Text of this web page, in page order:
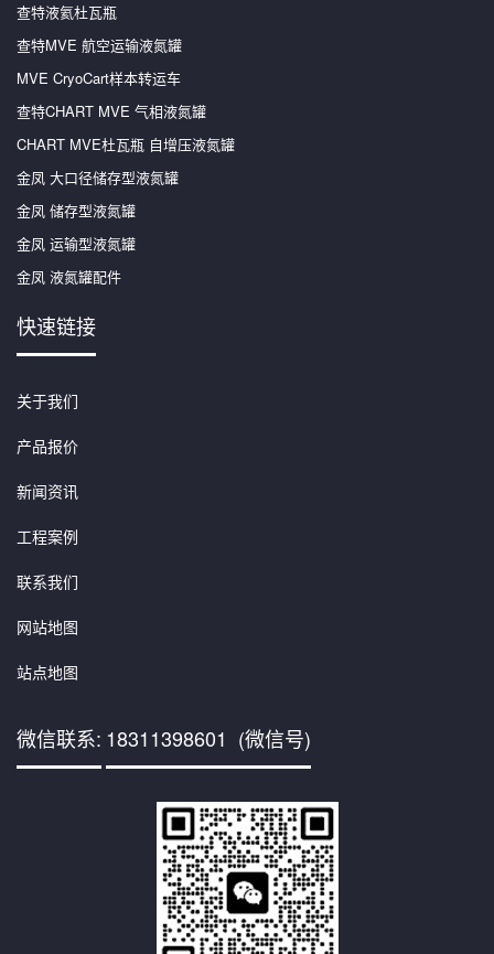
查特液氦杜瓦瓶
查特MVE 航空运输液氮罐
MVE CryoCart样本转运车
查特CHART MVE 气相液氮罐
CHART MVE杜瓦瓶 自增压液氮罐
金凤 大口径储存型液氮罐
金凤 储存型液氮罐
金凤 运输型液氮罐
金凤 液氮罐配件
快速链接
关于我们
产品报价
新闻资讯
工程案例
联系我们
网站地图
站点地图
微信联系: 18311398601 (微信号)